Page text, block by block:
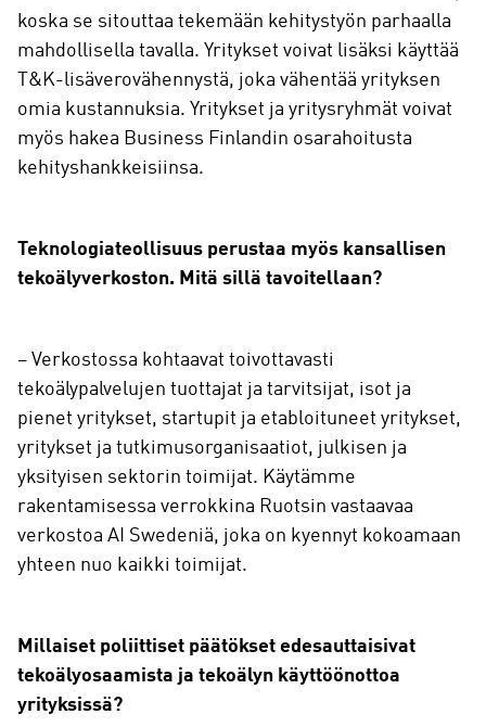
koska se sitouttaa tekemään kehitystyön parhaalla
mahdollisella tavalla. Yritykset voivat lisäksi käyttää
T&K-lisäverovähennystä, joka vähentää yrityksen
omia kustannuksia. Yritykset ja yritysryhmät voivat
myös hakea Business Finlandin osarahoitusta
kehityshankkeisiinsa.
Teknologiateollisuus perustaa myös kansallisen
tekoälyverkoston. Mitä sillä tavoitellaan?
– Verkostossa kohtaavat toivottavasti
tekoälypalvelujen tuottajat ja tarvitsijat, isot ja
pienet yritykset, startupit ja etabloituneet yritykset,
yritykset ja tutkimusorganisaatiot, julkisen ja
yksityisen sektorin toimijat. Käytämme
rakentamisessa verrokkina Ruotsin vastaavaa
verkostoa AI Swedeniä, joka on kyennyt kokoamaan
yhteen nuo kaikki toimijat.
Millaiset poliittiset päätökset edesauttaisivat
tekoälyosaamista ja tekoälyn käyttöönottoa
yrityksissä?